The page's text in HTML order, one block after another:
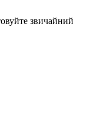
звичайний